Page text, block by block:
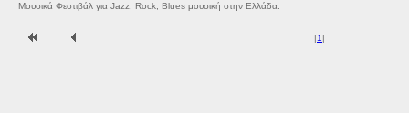
Μουσικά Φεστιβάλ για Jazz, Rock, Blues μουσική στην Ελλάδα.
|1 |